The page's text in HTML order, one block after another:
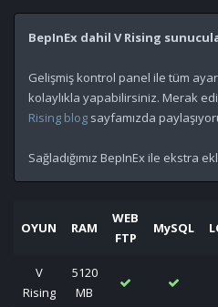
BepInEx dahil V Rising
Gelişmiş kontrol panel ile tüm
kolaylıkla yapabilirsiniz. Merak
Rising blog sayfamızda
Sağladığımız BepInEx ile ekstra
OYUN RAM
WEB
FTP
MySQL
V
Rising
5120
MB